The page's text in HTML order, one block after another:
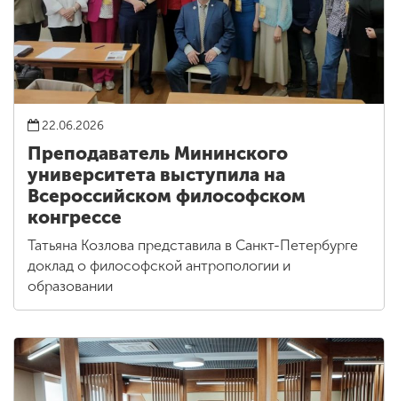
22.06.2026
Преподаватель Мининского
университета выступила на
Всероссийском философском
конгрессе
Татьяна Козлова представила в Санкт-Петербурге
доклад о философской антропологии и
образовании